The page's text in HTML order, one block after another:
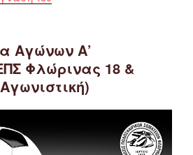
Κατηγορίας
ΕΠΣ
Φλώρινας
1
&
(16η
Αγώνων Α’
Φλώρινας 18 &